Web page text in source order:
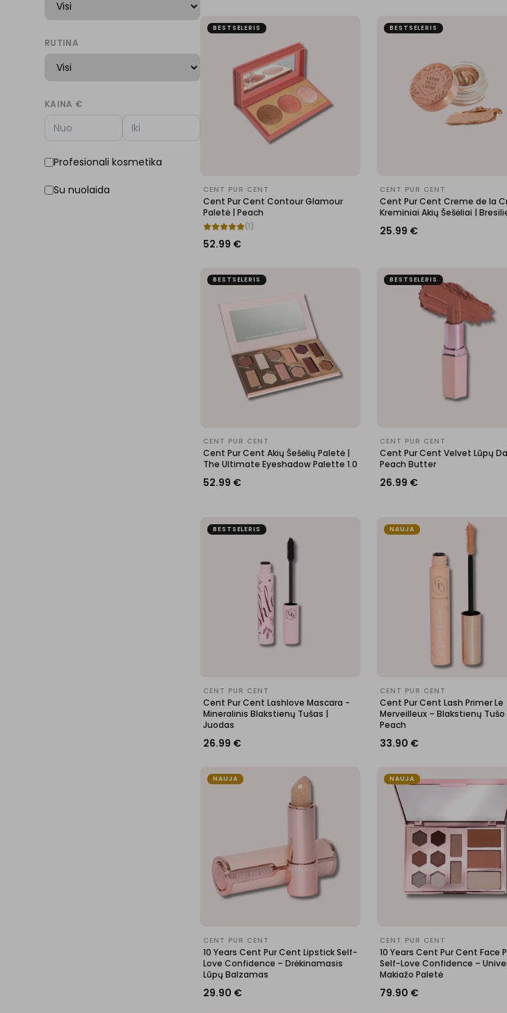
RUTINA
KAINA €
Profesionali kosmetika
Su nuolaida
BESTSELERIS
CENT PUR CENT
Cent Pur Cent Contour Glamour
Paletė | Peach
(1 )
52.99 €
BESTSELERIS
CENT PUR CENT
Cent Pur Cent Creme de la
Kreminiai Akių Šešėliai |
25.99 €
BESTSELERIS
CENT PUR CENT
Cent Pur Cent Akių Šešėlių Paletė |
The Ultimate Eyeshadow Palette 1.0
52.99 €
BESTSELERIS
CENT PUR CENT
Cent Pur Cent Velvet Lūpų
Peach Butter
26.99 €
BESTSELERIS
CENT PUR CENT
Cent Pur Cent Lashlove Mascara -
Mineralinis Blakstienų Tušas |
Juodas
26.99 €
NAUJA
CENT PUR CENT
Cent Pur Cent Lash Primer Le
Merveilleux – Blakstienų Tušo
Peach
33.90 €
NAUJA
CENT PUR CENT
10 Years Cent Pur Cent Lipstick Self-
Love Confidence – Drėkinamasis
Lūpų Balzamas
29.90 €
NAUJA
CENT PUR CENT
10 Years Cent Pur Cent Face
Self-Love Confidence –
Makiažo Paletė
79.90 €